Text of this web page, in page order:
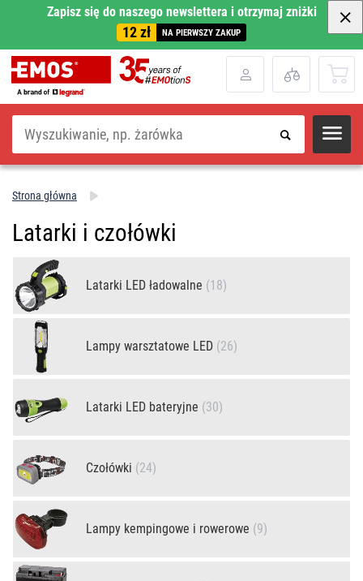
Zapisz się do naszego newslettera i otrzymaj zniżki
12 zł NA PIERWSZY ZAKUP
Szukaj
Strona główna
Latarki i czołówki
Latarki LED ładowalne (18)
Lampy warsztatowe LED (26)
Latarki LED bateryjne (30)
Czołówki (24)
Lampy kempingowe i rowerowe (9)